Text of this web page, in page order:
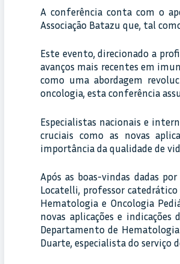
A conferência conta com o
Associação Batazu que, tal
Este evento, direcionado a
avanços mais recentes em
como uma abordagem
oncologia, esta conferência
Especialistas nacionais e
cruciais como as novas
importância da qualidade de
Após as boas-vindas dadas
Locatelli, professor
Hematologia e Oncologia
novas aplicações e
Departamento de
Duarte, especialista do serviço